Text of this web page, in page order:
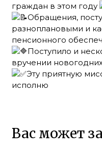
граждан в этом году
Обращения,
разноплановыми и
пенсионного
Поступило и
вручении
Эту приятную
исполню
Вас может